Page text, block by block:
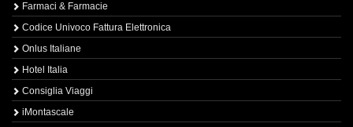
Farmaci & Farmacie
Codice Univoco Fattura Elettronica
Onlus Italiane
Hotel Italia
Consiglia Viaggi
iMontascale